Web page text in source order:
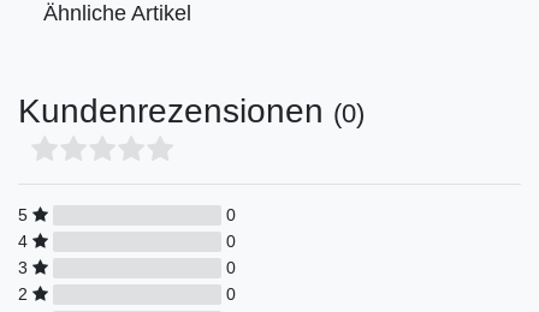
Ähnliche Artikel
Kundenrezensionen (0)
5
0
4
0
3
0
2
0